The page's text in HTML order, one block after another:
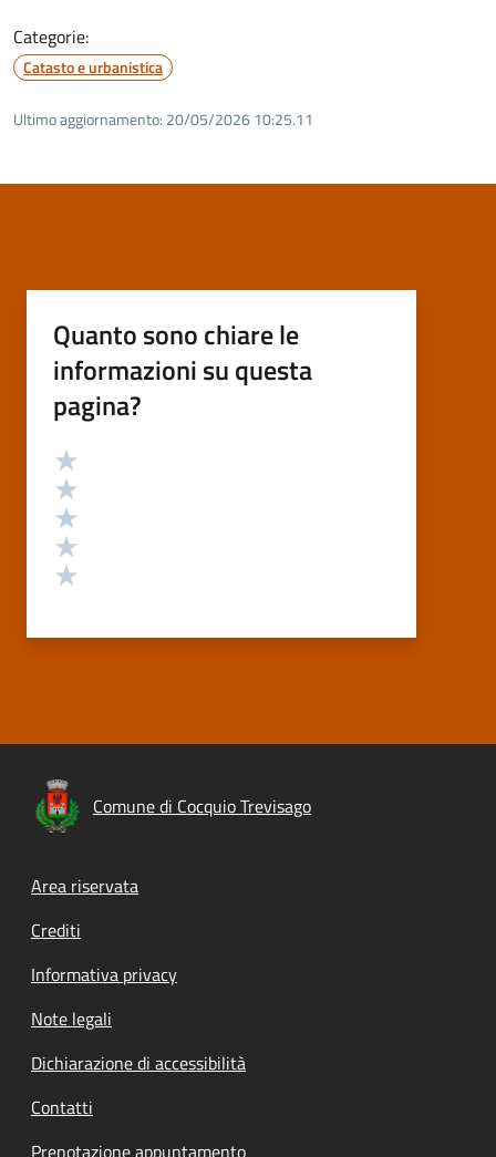
Categorie:
Catasto e urbanistica
Ultimo aggiornamento: 20/05/2026 10:25.11
Quanto sono chiare le
informazioni su questa
pagina?
Valutazione
Comune di Cocquio Trevisago
Footer menu
Area riservata
Crediti
Informativa privacy
Note legali
Dichiarazione di accessibilità
Contatti
Prenotazione appuntamento